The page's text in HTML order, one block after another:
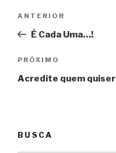
Post
Anterior
ANTERIOR
É Cada Uma…!
Próximo
PRÓXIMO
Acredite quem quiser
BUSCA